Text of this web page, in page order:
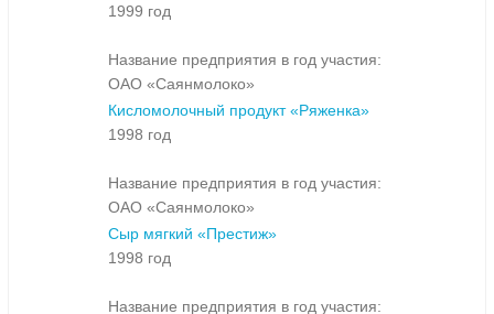
1999 год
Название предприятия в год участия:
ОАО «Саянмолоко»
Кисломолочный продукт «Ряженка»
1998 год
Название предприятия в год участия:
ОАО «Саянмолоко»
Сыр мягкий «Престиж»
1998 год
Название предприятия в год участия: